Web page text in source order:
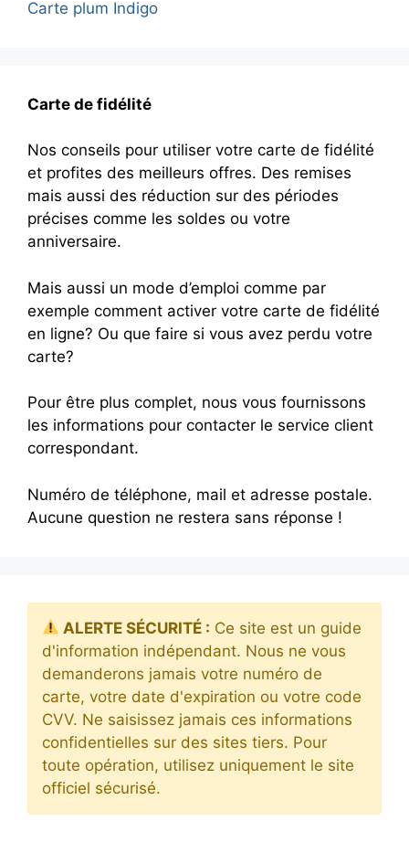
Carte plum Indigo
Carte de fidélité
Nos conseils pour utiliser votre carte de fidélité
et profites des meilleurs offres. Des remises
mais aussi des réduction sur des périodes
précises comme les soldes ou votre
anniversaire.
Mais aussi un mode d’emploi comme par
exemple comment activer votre carte de fidélité
en ligne? Ou que faire si vous avez perdu votre
carte?
Pour être plus complet, nous vous fournissons
les informations pour contacter le service client
correspondant.
Numéro de téléphone, mail et adresse postale.
Aucune question ne restera sans réponse !
ALERTE SÉCURITÉ : Ce site est un guide
d'information indépendant. Nous ne vous
demanderons jamais votre numéro de
carte, votre date d'expiration ou votre code
CVV. Ne saisissez jamais ces informations
confidentielles sur des sites tiers. Pour
toute opération, utilisez uniquement le site
officiel sécurisé.